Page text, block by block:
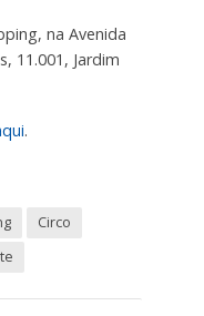
na Avenida
11.001, Jardim
.
Circo